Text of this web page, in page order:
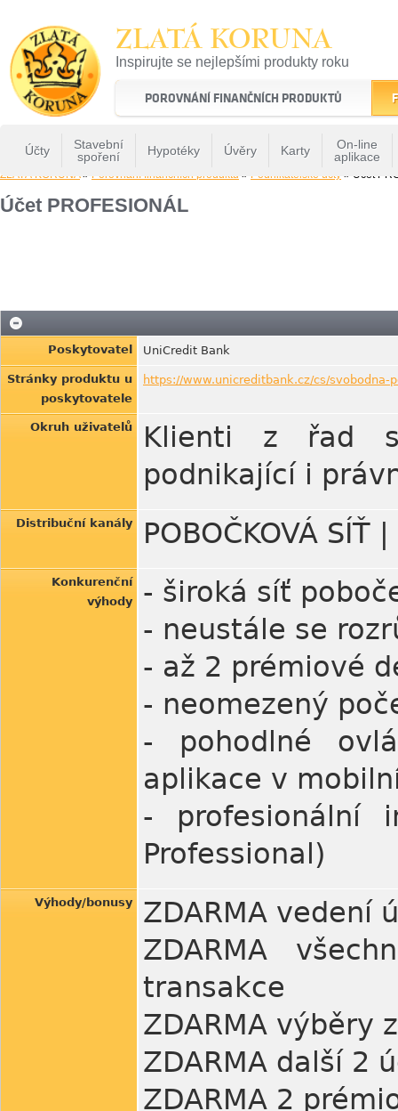
ZLATÁ KORUNA
Inspirujte se nejlepšími produkty roku
22 let tradice a kvality na finančním trhu
POROVNÁNÍ FINANČNÍCH PRODUKTŮ
Účty
Stavební
spoření
Hypotéky Úvěry Karty
On-line
aplikace
ZLATÁ KORUNA» Porovnání finančních produktů » Podnikatelské účty » Účet
Účet PROFESIONÁL
Poskytovatel UniCredit Bank
Stránky produktu u
poskytovatele
https://www.unicreditbank.cz/cs/
Okruh uživatelů
Klienti z řad
podnikající i
Distribuční kanály POBOČKOVÁ SÍŤ |
Konkurenční
výhody
- široká síť
- neustále se
- až 2 prémiové
- neomezený
- pohodlné
aplikace v
- profesionální
Professional)
Výhody/bonusy
ZDARMA vedení
ZDARMA
transakce
ZDARMA výběry
ZDARMA další 2
ZDARMA 2